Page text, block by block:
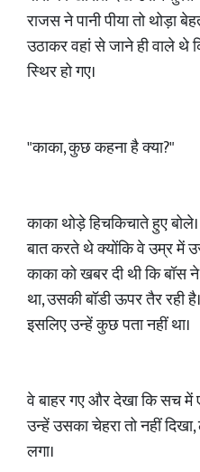
राजस ने पानी पीया तो थोड़ा
उठाकर वहां से जाने ही वाले
स्थिर हो गए।
​"काका, कुछ कहना है क्या?"
​काका थोड़े हिचकिचाते हुए
बात करते थे क्योंकि वे उम्र में
काका को खबर दी थी कि बॉस
था, उसकी बॉडी ऊपर तैर रही
इसलिए उन्हें कुछ पता नहीं था।
​वे बाहर गए और देखा कि सच में
उन्हें उसका चेहरा तो नहीं
लगा।